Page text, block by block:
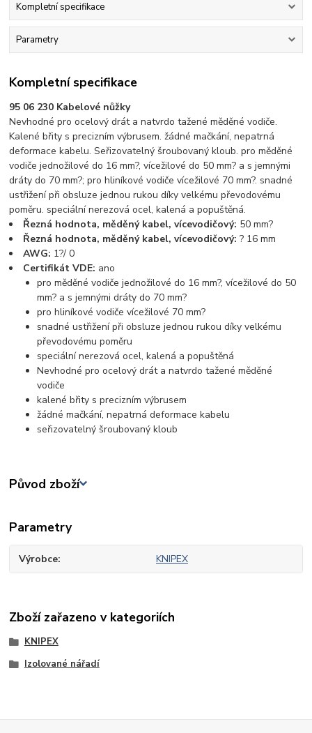
Kompletní specifikace
Parametry
Kompletní specifikace
95 06 230 Kabelové nůžky
Nevhodné pro ocelový drát a natvrdo tažené měděné vodiče.
Kalené břity s precizním výbrusem. žádné mačkání, nepatrná
deformace kabelu. Seřizovatelný šroubovaný kloub. pro měděné
vodiče jednožilové do 16 mm?, vícežilové do 50 mm? a s jemnými
dráty do 70 mm?; pro hliníkové vodiče vícežilové 70 mm?. snadné
ustřižení při obsluze jednou rukou díky velkému převodovému
poměru. speciální nerezová ocel, kalená a popuštěná.
Řezná hodnota, měděný kabel, vícevodičový: 50 mm?
Řezná hodnota, měděný kabel, vícevodičový:? 16 mm
AWG: 1?/ 0
Certifikát VDE: ano
pro měděné vodiče jednožilové do 16 mm?, vícežilové do 50
mm? a s jemnými dráty do 70 mm?
pro hliníkové vodiče vícežilové 70 mm?
snadné ustřižení při obsluze jednou rukou díky velkému
převodovému poměru
speciální nerezová ocel, kalená a popuštěná
Nevhodné pro ocelový drát a natvrdo tažené měděné
vodiče
kalené břity s precizním výbrusem
žádné mačkání, nepatrná deformace kabelu
seřizovatelný šroubovaný kloub
Původ zboží
Parametry
Výrobce KNIPEX
Zboží zařazeno v kategoriích
KNIPEX
Izolované nářadí